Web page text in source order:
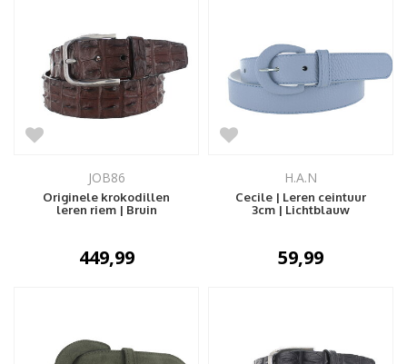
JOB86
Originele krokodillen
leren riem | Bruin
449,99
H.A.N
Cecile | Leren ceintuur
3cm | Lichtblauw
59,99